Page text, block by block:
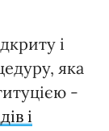
і
яка
-
і